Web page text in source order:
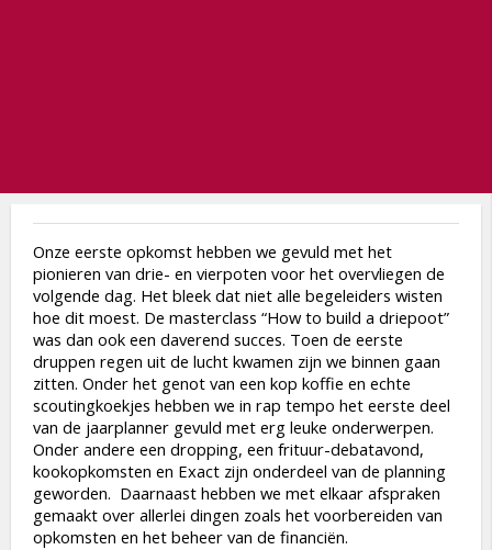
Onze eerste opkomst hebben we gevuld met het
pionieren van drie- en vierpoten voor het overvliegen de
volgende dag. Het bleek dat niet alle begeleiders wisten
hoe dit moest. De masterclass “How to build a driepoot”
was dan ook een daverend succes. Toen de eerste
druppen regen uit de lucht kwamen zijn we binnen gaan
zitten. Onder het genot van een kop koffie en echte
scoutingkoekjes hebben we in rap tempo het eerste deel
van de jaarplanner gevuld met erg leuke onderwerpen.
Onder andere een dropping, een frituur-debatavond,
kookopkomsten en Exact zijn onderdeel van de planning
geworden. Daarnaast hebben we met elkaar afspraken
gemaakt over allerlei dingen zoals het voorbereiden van
opkomsten en het beheer van de financiën.